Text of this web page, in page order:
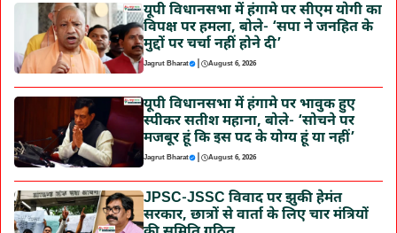
यूपी विधानसभा में हंगामे पर सीएम योगी का
विपक्ष पर हमला, बोले- ‘सपा ने जनहित के
मुद्दों पर चर्चा नहीं होने दी’
Jagrut Bharat | August 6, 2026
यूपी विधानसभा में हंगामे पर भावुक हुए
स्पीकर सतीश महाना, बोले- ‘सोचने पर
मजबूर हूं कि इस पद के योग्य हूं या नहीं’
Jagrut Bharat | August 6, 2026
JPSC-JSSC विवाद पर झुकी हेमंत
सरकार, छात्रों से वार्ता के लिए चार मंत्रियों